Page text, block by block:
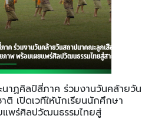
นาฏศิลป์สี่ภาค ร่วมงานวันคล้ายวัน
เปิดเวทีให้นักเรียนนักศึกษา
พร่ศิลปวัฒนธรรมไทยสู่